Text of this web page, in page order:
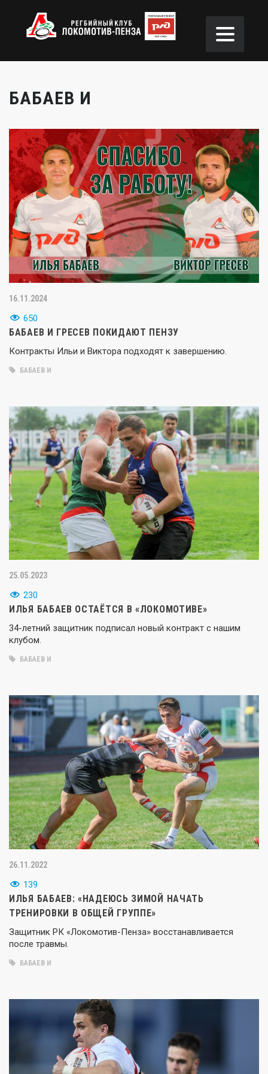
БАБАЕВ И
16.11.2024
650
БАБАЕВ И ГРЕСЕВ ПОКИДАЮТ ПЕНЗУ
Контракты Ильи и Виктора подходят к завершению.
БАБАЕВ И
25.05.2023
230
ИЛЬЯ БАБАЕВ ОСТАЁТСЯ В «ЛОКОМОТИВЕ»
34-летний защитник подписал новый контракт с нашим
клубом.
БАБАЕВ И
26.11.2022
139
ИЛЬЯ БАБАЕВ: «НАДЕЮСЬ ЗИМОЙ НАЧАТЬ
ТРЕНИРОВКИ В ОБЩЕЙ ГРУППЕ»
Защитник РК «Локомотив-Пенза» восстанавливается
после травмы.
БАБАЕВ И